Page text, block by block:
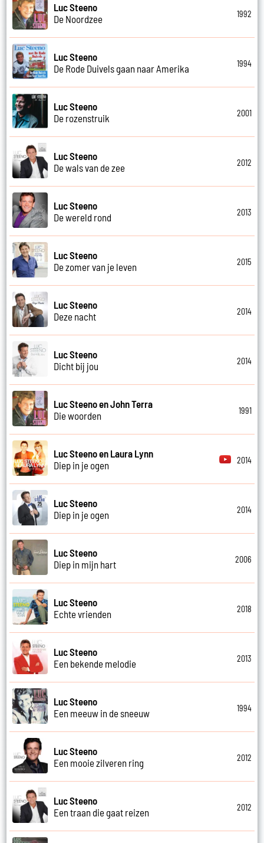
Luc Steeno
De Noordzee
1992
Luc Steeno
De Rode Duivels gaan naar Amerika
1994
Luc Steeno
De rozenstruik
2001
Luc Steeno
De wals van de zee
2012
Luc Steeno
De wereld rond
2013
Luc Steeno
De zomer van je leven
2015
Luc Steeno
Deze nacht
2014
Luc Steeno
Dicht bij jou
2014
Luc Steeno en John Terra
Die woorden
1991
Luc Steeno en Laura Lynn
Diep in je ogen
2014
Luc Steeno
Diep in je ogen
2014
Luc Steeno
Diep in mijn hart
2006
Luc Steeno
Echte vrienden
2018
Luc Steeno
Een bekende melodie
2013
Luc Steeno
Een meeuw in de sneeuw
1994
Luc Steeno
Een mooie zilveren ring
2012
Luc Steeno
Een traan die gaat reizen
2012